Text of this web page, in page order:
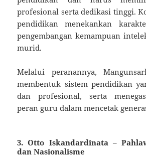
profesional serta dedikasi tinggi.
pendidikan menekankan
pengembangan kemampuan
murid.
Melalui peranannya,
membentuk sistem pendidikan
dan profesional, serta
peran guru dalam mencetak
3.Otto Iskandardinata –
dan Nasionalisme